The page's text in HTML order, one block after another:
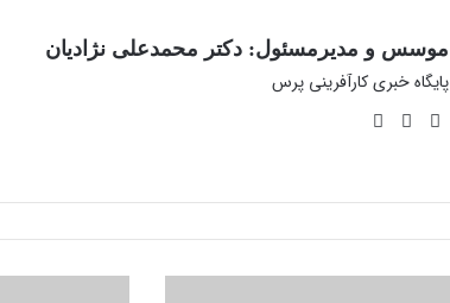
موسس و مدیرمسئول: دکتر محمدعلی نژادیان
پایگاه خبری کارآفرینی پرس
وبسایتلینکدین